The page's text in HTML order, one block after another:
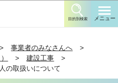
目的別検索 メニュー
事業者のみなさんへ
建設工事
の取扱いについて